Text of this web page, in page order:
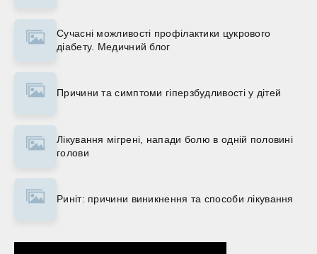
Сучасні можливості профілактики цукрового
діабету. Медичний блог
Причини та симптоми гіперзбудливості у дітей
Лікування мігрені, напади болю в одній половині
голови
Риніт: причини виникнення та способи лікування